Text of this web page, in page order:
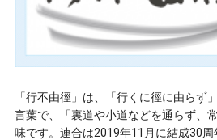
「行不由徑」は、「行くに徑に由らず
言葉で、「裏道や小道などを通らず、
味です。連合は2019年11月に結成30